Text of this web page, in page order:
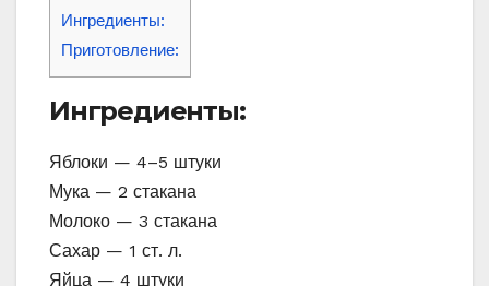
Ингредиенты:
Приготовление:
Ингредиенты:
Яблоки — 4–5 штуки
Мука — 2 стакана
Молоко — 3 стакана
Сахар — 1 ст. л.
Яйца — 4 штуки